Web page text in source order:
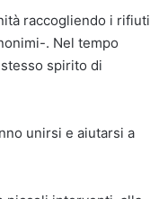
raccogliendo i rifiuti
. Nel tempo
spirito di
unirsi e aiutarsi a